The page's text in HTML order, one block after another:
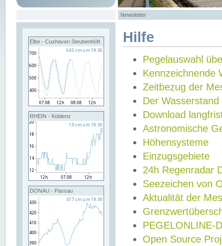
Newsletter
Elbe - Cuxhaven Steubenhöft
RHEIN - Koblenz
DONAU - Passau
Hilfe
Pegelauswahl
Kennzeichnende
Zeitbezug der
Der Wasserstand
Download
Astronomische
Höhensysteme
Einzugsgebiete
24h Regenradar
Seezeichen von
Aktualität der
PEGELONLINE-
Open Source